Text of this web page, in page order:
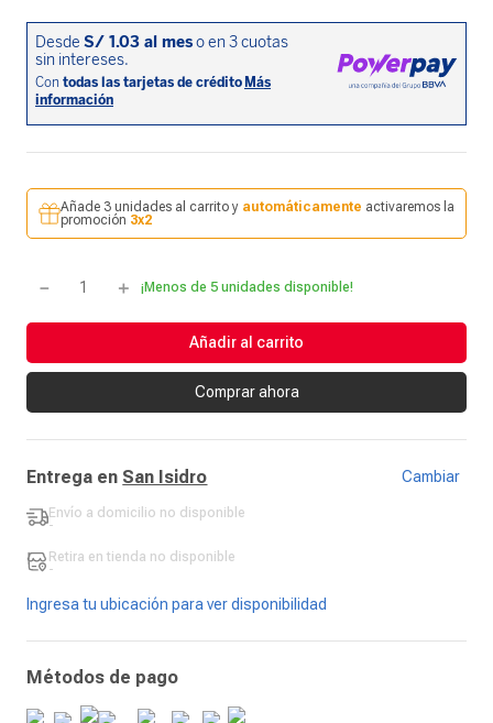
Añade 3 unidades al carrito y automáticamente activaremos la
promoción 3x2
＋
－ ¡Menos de 5 unidades disponible!
Añadir al carrito
Comprar ahora
Entrega en San Isidro Cambiar
Envío a domicilio no disponible
-
Retira en tienda no disponible
-
Ingresa tu ubicación para ver disponibilidad
Métodos de pago